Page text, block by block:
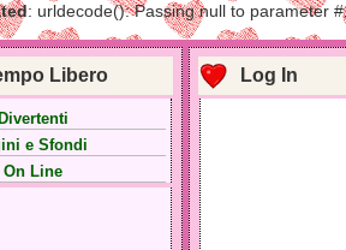
: urldecode(): Passing null to parameter
Libero
e Sfondi
Line
Log In